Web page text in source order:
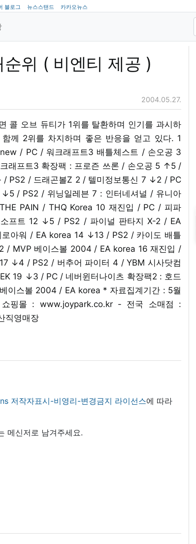
블로그 뉴스스탠드 카카오뉴스
위 ( 비엔티 제공 )
2004.05.27.
콜 오브 듀티가 1위를 탈환하며 인기를 과시하
께 2위를 차지하며 좋은 반응을 얻고 있다. 1
/ PC / 워크래프트3 배틀체스트 / 손오공 3
래프트3 확장팩 : 프로즌 쓰론 / 손오공 5 ↑5 /
/ PS2 / 드래곤볼Z 2 / 텔미정보통신 7 ↓2 / PC
/ PS2 / 위닝일레븐 7 : 인터네셔널 / 유니아
PAIN / THQ Korea 10 재진입 / PC / 피파
프트 12 ↓5 / PS2 / 파이널 판타지 X-2 / EA
아워 / EA korea 14 ↓13 / PS2 / 카이도 배틀
/ MVP 베이스볼 2004 / EA korea 16 재진입 /
↓4 / PS2 / 버추어 파이터 4 / YBM 시사닷컴
19 ↓3 / PC / 네버윈터나이츠 확장팩2 : 호드
이스볼 2004 / EA korea * 자료집계기간 : 5월
핑몰 : www.joypark.co.kr - 전국 소매점 :
직영매장
저작자표시-비영리-변경금지 라이선스에 따라
메신저로 남겨주세요.